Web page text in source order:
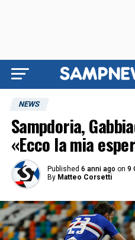
NEWS
Sampdoria,
«Ecco la mia
Published 6 anni ago on 9
By Matteo Corsetti